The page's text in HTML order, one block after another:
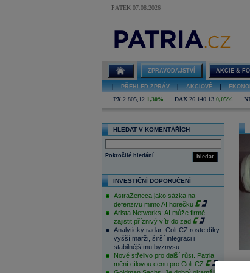
PÁTEK 07.08.2026
ZPRAVODAJSTVÍ AKCIE &
PŘEHLED ZPRÁV AKCIOVÉ
PX 2 805,12 1,30% DAX 26 140,13 0,05%
HLEDAT V KOMENTÁŘÍCH
hledat
Pokročilé hledání
INVESTIČNÍ DOPORUČENÍ
AstraZeneca jako sázka na
defenzivu mimo AI horečku
Arista Networks: AI může firmě
zajistit příznivý vítr do zad
Analytický radar: Colt CZ roste díky
vyšší marži, širší integraci i
stabilnějšímu byznysu
Nové střelivo pro další růst. Patria
mění cílovou cenu pro Colt CZ